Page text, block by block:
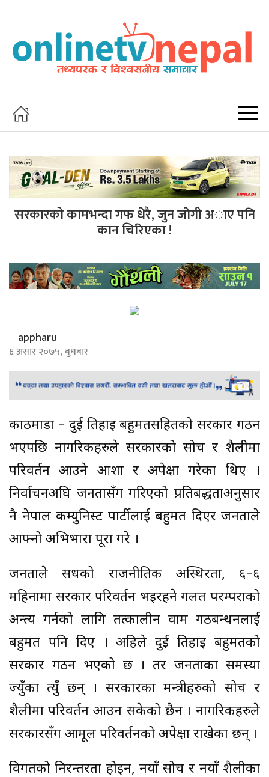
सरकारको कामभन्दा गफ धेरै, जुन जाेगी अाए पनि
कान चिरिएका !
appharu
६ असार २०७५, बुधबार
काठमाडाैँ – दुई तिहाइ बहुमतसहितको सरकार गठन
भएपछि नागरिकहरुले सरकारको सोच र शैलीमा
परिवर्तन आउने आशा र अपेक्षा गरेका थिए ।
निर्वाचनअघि जनतासँग गरिएको प्रतिबद्धताअनुसार
नै नेपाल कम्युनिस्ट पार्टीलाई बहुमत दिएर जनताले
आफ्नो अभिभारा पूरा गरे ।
जनताले सधैँको राजनीतिक अस्थिरता, ६–६
महिनामा सरकार परिवर्तन भइरहने गलत परम्पराको
अन्त्य गर्नको लागि तत्कालीन वाम गठबन्धनलाई
बहुमत पनि दिए । अहिले दुई तिहाइ बहुमतको
सरकार गठन भएको छ । तर जनताका समस्या
ज्युँका त्युँ छन् । सरकारका मन्त्रीहरुको सोच र
शैलीमा परिवर्तन आउन सकेको छैन । नागरिकहरुले
सरकारसँग आमूल परिवर्तनको अपेक्षा राखेका छन् ।
विगतको निरन्तरता होइन, नयाँ सोच र नयाँ शैलीका